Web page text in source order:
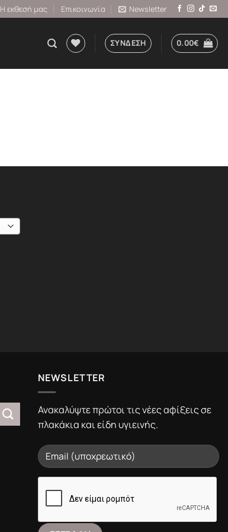
Η εκθεσή μας Επικοινωνία Newsletter
ΣΎΝΔΕΣΗ 0.00€
NEWSLETTER
Ανακαλύψτε πρώτοι τις νέες αφίξεις σε
πλακάκια και είδη υγιεινής.